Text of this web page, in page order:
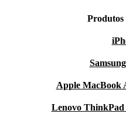
Produtos
Apple MacBook
Lenovo ThinkPad